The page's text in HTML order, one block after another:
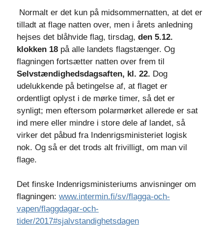
Normalt er det kun på midsommernatten, at det er
tilladt at flage natten over, men i årets anledning
hejses det blåhvide flag, tirsdag, den 5.12.
klokken 18 på alle landets flagstænger. Og
flagningen fortsætter natten over frem til
Selvstændighedsdagsaften, kl. 22. Dog
udelukkende på betingelse af, at flaget er
ordentligt oplyst i de mørke timer, så det er
synligt; men eftersom polarmørket allerede er sat
ind mere eller mindre i store dele af landet, så
virker det påbud fra Indenrigsministeriet logisk
nok. Og så er det trods alt frivilligt, om man vil
flage.
Det finske Indenrigsministeriums anvisninger om
flagningen: www.intermin.fi/sv/flagga-och-
vapen/flaggdagar-och-
tider/2017#sjalvstandighetsdagen